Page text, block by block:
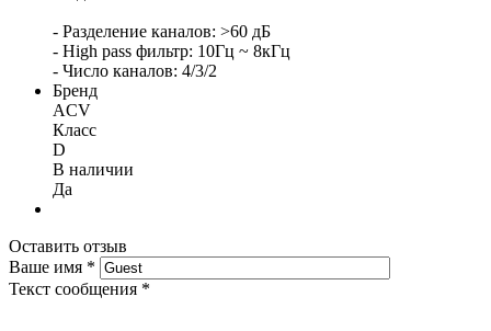
- Разделение каналов: >60 дБ
- High pass фильтр: 10Гц ~ 8кГц
- Число каналов: 4/3/2
Бренд
ACV
Класс
D
В наличии
Да
Оставить отзыв
Ваше имя *
Текст сообщения *